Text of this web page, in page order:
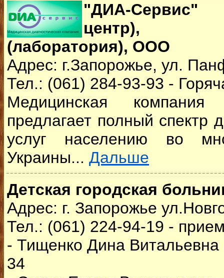
"ДИА-Сервис"
центр),
(лаборатория), ООО
Адрес: г.Запорожье, ул.
Тел.: (061) 284-93-93 -
Медицинская
предлагает полный спектр
услуг населению во
Украины... Дальше
Детская городская
Адрес: г. Запорожье
Тел.: (061) 224-94-19 -
- Тищенко Дина
34